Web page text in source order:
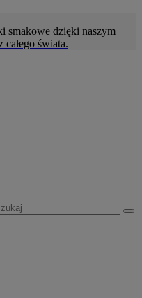
smakowe dzięki naszym
świata.